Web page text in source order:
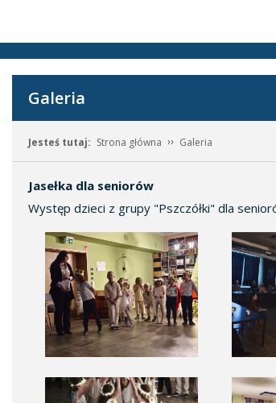
Galeria
Jesteś tutaj: Strona główna Galeria
Jasełka dla seniorów
Występ dzieci z grupy "Pszczółki" dla